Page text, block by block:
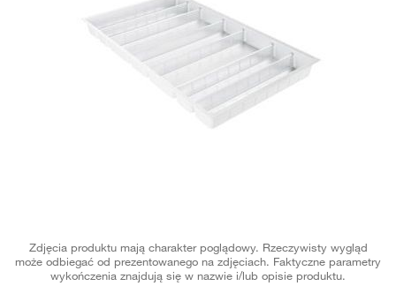
Zdjęcia produktu mają charakter poglądowy. Rzeczywisty wygląd
może odbiegać od prezentowanego na zdjęciach. Faktyczne parametry
wykończenia znajdują się w nazwie i/lub opisie produktu.